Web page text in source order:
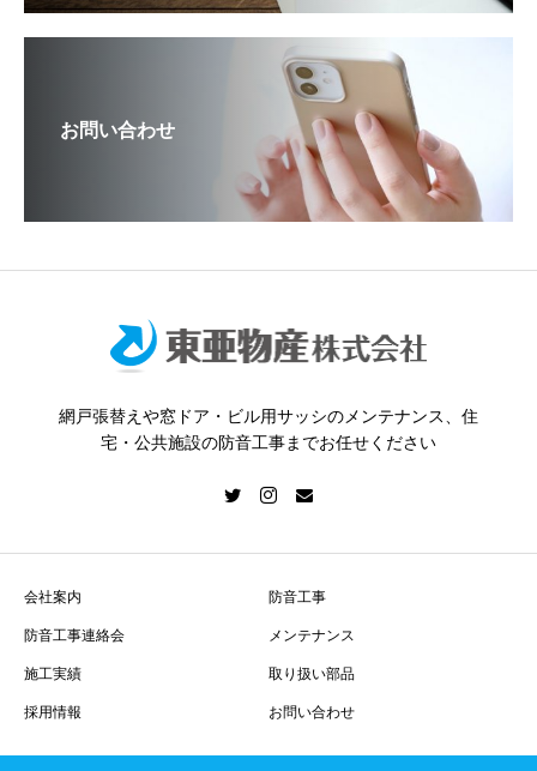
お問い合わせ
網戸張替えや窓ドア・ビル用サッシのメンテナンス、住
宅・公共施設の防音工事までお任せください
会社案内
防音工事
防音工事連絡会
メンテナンス
施工実績
取り扱い部品
採用情報
お問い合わせ